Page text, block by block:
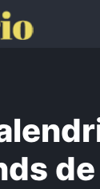
de